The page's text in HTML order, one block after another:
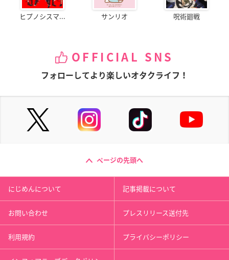
マイクロファイバーミニハンカチ（20センチ×20センチ）（各
巻）
ヒプノシスマ... サンリオ 呪術廻戦
OFFICIAL SNS
フォローしてより楽しいオタクライフ！
ページの先頭へ
にじめんについて 記事掲載について
お問い合わせ プレスリリース送付先
利用規約 プライバシーポリシー